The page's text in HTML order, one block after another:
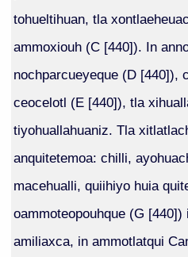
tohueltihuan, tla
ammoxiouh (C [440]). In
nochparcueyeque (D [440]),
ceocelotl (E [440]), tla
tiyohuallahuaniz. Tla
anquitetemoa: chilli,
macehualli, quiihiyo huia
oammoteopouhque (G
amiliaxca, in ammotlatqui